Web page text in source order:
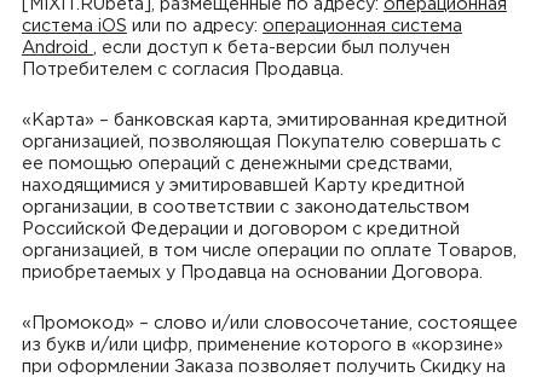
[MIXIT.RUbeta], размещенные по адресу: операционная
система iOS или по адресу: операционная система
Android
, если доступ к бета-версии был получен
Потребителем с согласия Продавца.
«Карта» – банковская карта, эмитированная кредитной
организацией, позволяющая Покупателю совершать с
ее помощью операций с денежными средствами,
находящимися у эмитировавшей Карту кредитной
организации, в соответствии с законодательством
Российской Федерации и договором с кредитной
организацией, в том числе операции по оплате Товаров,
приобретаемых у Продавца на основании Договора.
«Промокод» – слово и/или словосочетание, состоящее
из букв и/или цифр, применение которого в «корзине»
при оформлении Заказа позволяет получить Скидку на